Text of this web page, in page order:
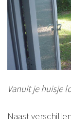
Vanuit je huisje
Naast